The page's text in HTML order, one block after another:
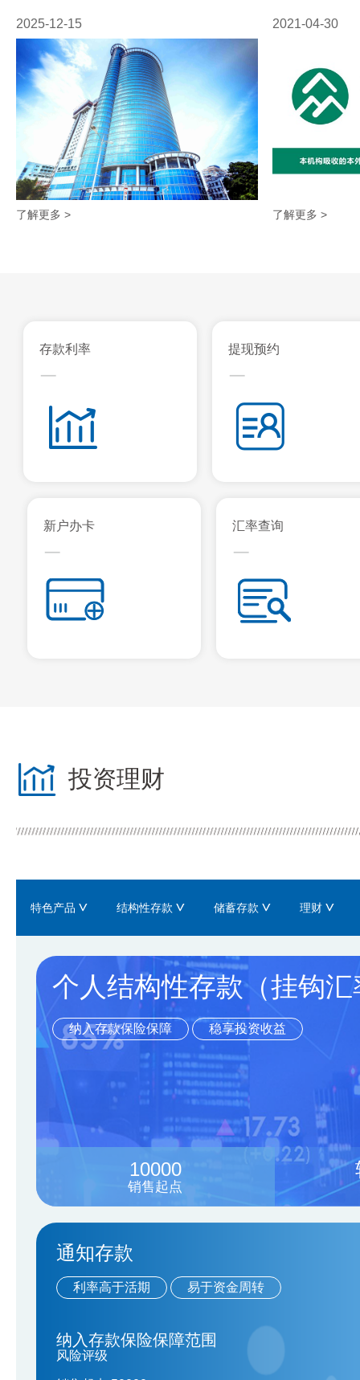
厦门国际银行2026年五一劳动节假期网点对外营业
厦门国际银行例行演练公告
厦门国际银行关于2026年清明节假期网点对外营业
厦门国际银行关于系统维护升级的公告
厦门国际银行关于系统维护升级的公告
厦门国际银行关于个人手机银行系统维护升级的公告
关于厦门国际银行上海崇明支行获发《中华人民共
关于厦门国际银行上海奉贤支行获发《中华人民共
厦门国际银行2026年元旦假期对外营业公告
厦门国际银行关于贷款营销电话清单的公示
厦门国际银行关于电子渠道业务系统升级的公告
厦门国际银行业务连续性演练公告
关于厦门国际银行上海虹口支行换发《中华人民共
关于厦门国际银行上海市西支行换发《中华人民共
关于厦门国际银行福州洪山支行换发《中华人民共
厦门国际银行股份有限公司关于董事长任职的公告
2025-12-15
了解更多 >
2021-04-30
了解更多 >
存款利率 提现预约
新户办卡 汇率查询
投资理财
特色产品 结构性存款 储蓄存款 理财
个人结构性存款（挂钩
纳入存款保险保障 稳享投资收益
10000
销售起点
通知存款
利率高于活期 易于资金周转
纳入存款保险保障范围
风险评级